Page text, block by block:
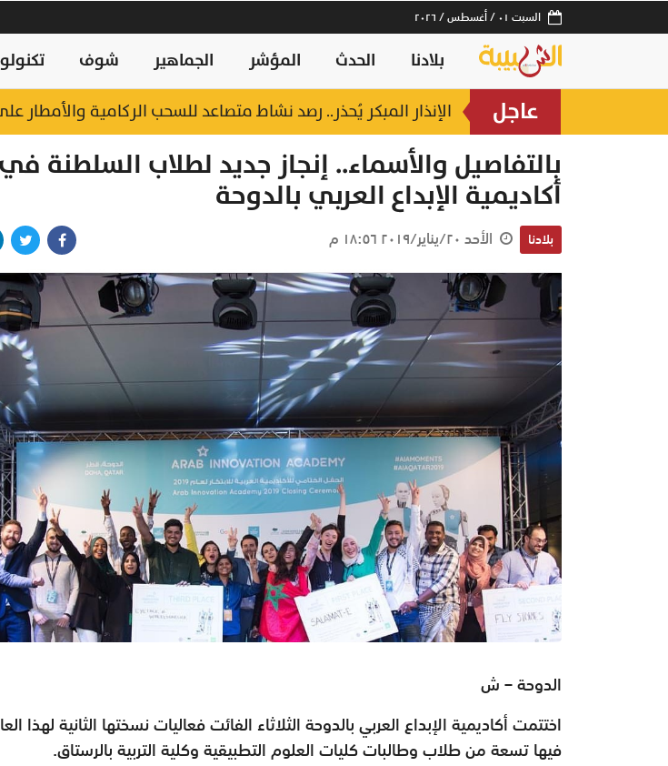
السبت ٠١ / أغسطس / ٢٠٢٦
بلادنا الحدث المؤشر الجماهير شوف
عاجل الإنذار المبكر يُحذر.. رصد نشاط متصاعد للسحب الركامية والأمطار على 4
بالتفاصيل والأسماء.. إنجاز جديد لطلاب السلطنة في
أكاديمية الإبداع العربي بالدوحة
بلادنا الأحد ٢٠/يناير/٢٠١٩ ١٨:٥٦ م
الدوحة – ش
اختتمت أكاديمية الإبداع العربي بالدوحة الثلاثاء الفائت فعاليات نسختها الثانية لهذا
فيها تسعة من طلاب وطالبات كليات العلوم التطبيقية وكلية التربية بالرستاق.